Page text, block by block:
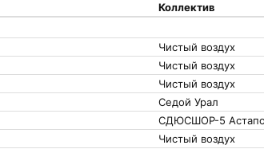
Коллектив
Чистый воздух
Чистый воздух
Чистый воздух
Седой Урал
СДЮСШОР-5
Чистый воздух